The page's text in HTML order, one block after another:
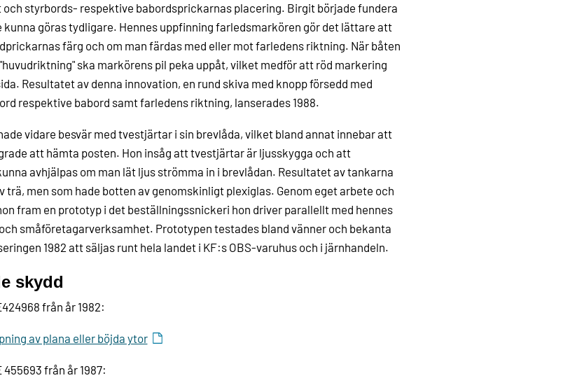
styrbords- respektive babordsprickarnas placering. Birgit började fundera
kunna göras tydligare. Hennes uppfinning farledsmarkören gör det lättare att
färg och om man färdas med eller mot farledens riktning. När båten
ska markörens pil peka uppåt, vilket medför att röd markering
Resultatet av denna innovation, en rund skiva med knopp försedd med
respektive babord samt farledens riktning, lanserades 1988.
vidare besvär med tvestjärtar i sin brevlåda, vilket bland annat innebar att
att hämta posten. Hon insåg att tvestjärtar är ljusskygga och att
avhjälpas om man lät ljus strömma in i brevlådan. Resultatet av tankarna
trä, men som hade botten av genomskinligt plexiglas. Genom eget arbete och
fram en prototyp i det beställningssnickeri hon driver parallellt med hennes
småföretagarverksamhet. Prototypen testades bland vänner och bekanta
1982 att säljas runt hela landet i KF:s OBS-varuhus och i järnhandeln.
skydd
från år 1982:
av plana eller böjda ytor
från år 1987: